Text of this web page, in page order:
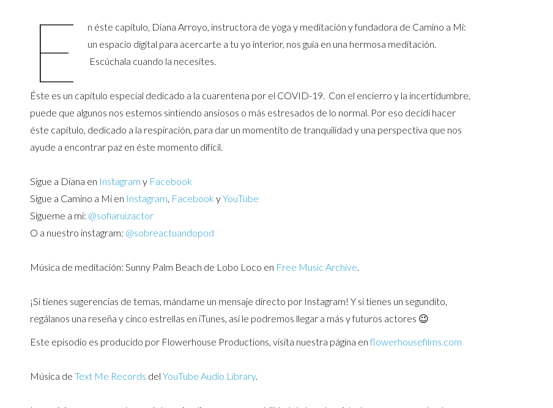
or
E
n éste capítulo, Diana Arroyo, instructora de yoga y meditación y fundadora de Camino a Mí:
un espacio digital para acercarte a tu yo interior, nos guía en una hermosa meditación.
Escúchala cuando la necesites.
Éste es un capítulo especial dedicado a la cuarentena por el COVID-19. Con el encierro y la incertidumbre,
puede que algunos nos estemos sintiendo ansiosos o más estresados de lo normal. Por eso decidí hacer
éste capítulo, dedicado a la respiración, para dar un momentito de tranquilidad y una perspectiva que nos
ayude a encontrar paz en éste momento difícil.
Sigue a Diana en Instagram y Facebook
Sigue a Camino a Mi en Instagram, Facebook yYouTube
Sígueme a mi: @sofiaruizactor
O a nuestro instagram: @sobreactuandopod
Música de meditación: Sunny Palm Beach de Lobo Loco en Free Music Archive.
¡Si tienes sugerencias de temas, mándame un mensaje directo por Instagram! Y si tienes un segundito,
regálanos una reseña y cinco estrellas en iTunes, así le podremos llegar a más y futuros actores 😉
Este episodio es producido por Flowerhouse Productions, visita nuestra página enflowerhousefilms.com
Música de Text Me Records del YouTube Audio Library.